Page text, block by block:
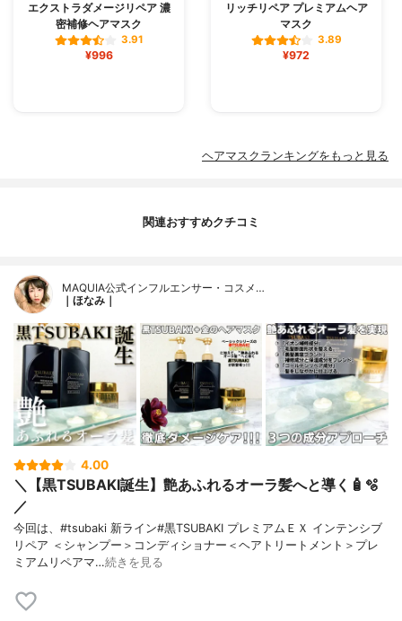
エクストラダメージリペア 濃
密補修ヘアマスク
3.91
¥996
リッチリペア プレミアムヘア
マスク
3.89
¥972
ヘアマスクランキングをもっと見る
関連おすすめクチコミ
MAQUIA公式インフルエンサー・コスメ…
｜ほなみ｜
4.00
＼【黒TSUBAKI誕生】艶あふれるオーラ髪へと導く🧴🫧
／
今回は、#tsubaki 新ライン#黒TSUBAKI プレミアムＥＸ インテンシブ
リペア ＜シャンプー＞コンディショナー＜ヘアトリートメント＞プレ
ミアムリペアマ…続きを見る